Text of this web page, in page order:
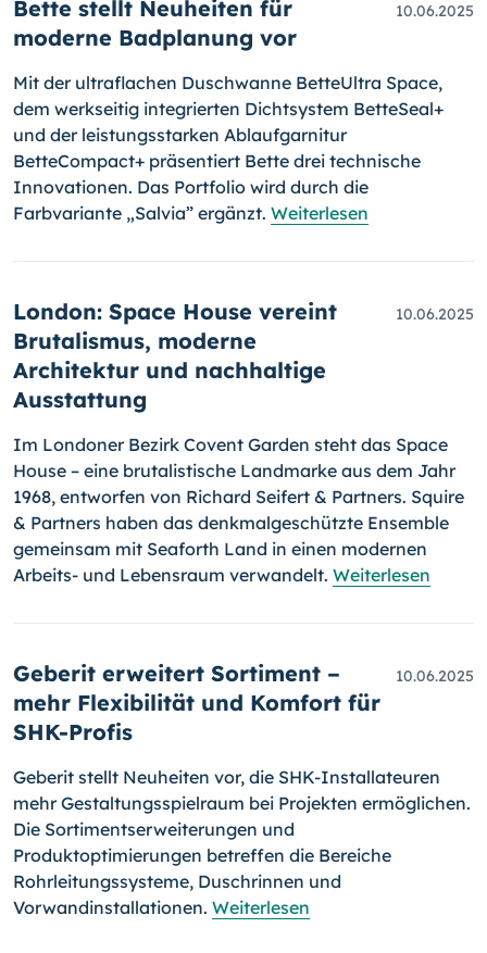
Bette stellt Neuheiten für
moderne Badplanung vor
10.06.2025
Mit der ultraflachen Duschwanne BetteUltra Space,
dem werkseitig integrierten Dichtsystem BetteSeal+
und der leistungsstarken Ablaufgarnitur
BetteCompact+ präsentiert Bette drei technische
Innovationen. Das Portfolio wird durch die
Farbvariante „Salvia” ergänzt. Weiterlesen
London: Space House vereint
Brutalismus, moderne
Architektur und nachhaltige
Ausstattung
10.06.2025
Im Londoner Bezirk Covent Garden steht das Space
House – eine brutalistische Landmarke aus dem Jahr
1968, entworfen von Richard Seifert & Partners. Squire
& Partners haben das denkmalgeschützte Ensemble
gemeinsam mit Seaforth Land in einen modernen
Arbeits- und Lebensraum verwandelt. Weiterlesen
Geberit erweitert Sortiment –
mehr Flexibilität und Komfort für
SHK-Profis
10.06.2025
Geberit stellt Neuheiten vor, die SHK-Installateuren
mehr Gestaltungsspielraum bei Projekten ermöglichen.
Die Sortimentserweiterungen und
Produktoptimierungen betreffen die Bereiche
Rohrleitungssysteme, Duschrinnen und
Vorwandinstallationen. Weiterlesen